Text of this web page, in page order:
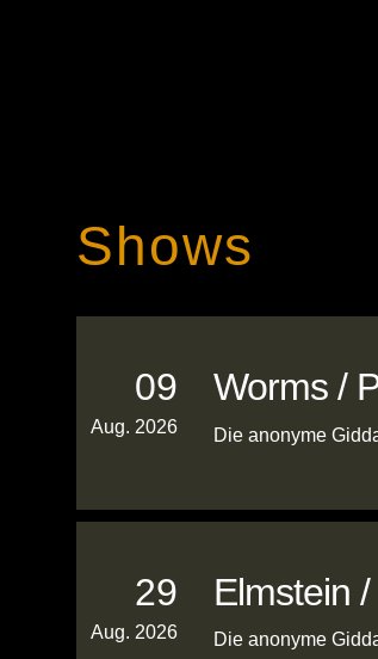
Shows
09
Aug. 2026
Worms /
Die anonyme
29
Aug. 2026
Elmstein
Die anonyme